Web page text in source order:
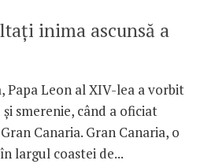
inima ascunsă a
Papa Leon al XIV-lea a vorbit
smerenie, când a oficiat
Canaria. Gran Canaria, o
largul coastei de...